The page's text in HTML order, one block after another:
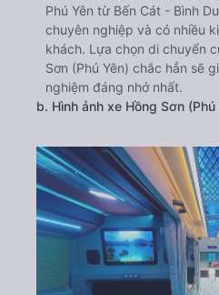
Phú Yên từ Bến Cát - Bình
chuyên nghiệp và có nhiều
khách. Lựa chọn di chuyển
Sơn (Phú Yên) chắc hẳn sẽ
nghiệm đáng nhớ nhất.
b. Hình ảnh xe Hồng Sơn (Phú